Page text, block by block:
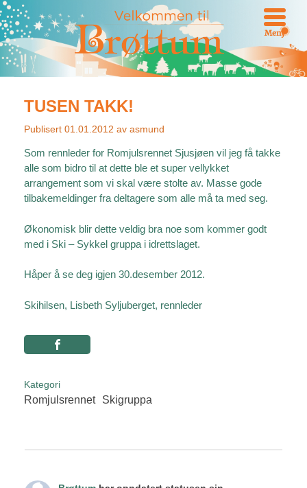
Meny
TUSEN TAKK!
Publisert 01.01.2012 av asmund
Som rennleder for Romjulsrennet Sjusjøen vil jeg få takke
alle som bidro til at dette ble et super vellykket
arrangement som vi skal være stolte av. Masse gode
tilbakemeldinger fra deltagere som alle må ta med seg.
Økonomisk blir dette veldig bra noe som kommer godt
med i Ski – Sykkel gruppa i idrettslaget.
Håper å se deg igjen 30.desember 2012.
Skihilsen, Lisbeth Syljuberget, rennleder
Kategori
Romjulsrennet Skigruppa